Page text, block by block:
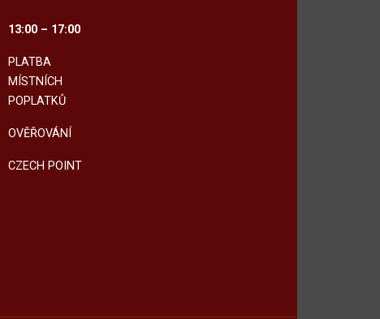
13:00 – 17:00
PLATBA
MÍSTNÍCH
POPLATKŮ
OVĚŘOVÁNÍ
CZECH POINT